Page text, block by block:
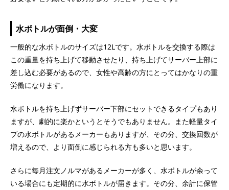
水ボトルが面倒・大変
一般的な水ボトルのサイズは12Lです。水ボトルを交換する際は
この重量を持ち上げて移動させたり、持ち上げてサーバー上部に
差し込む必要があるので、女性や高齢の方にとってはかなりの重
労働になります。
水ボトルを持ち上げずサーバー下部にセットできるタイプもあり
ますが、劇的に楽かというとそうでもありません。また軽量タイ
プの水ボトルがあるメーカーもありますが、その分、交換回数が
増えるので、より面倒に感じられる方も多いと思います。
さらに毎月注文ノルマがあるメーカーが多く、水ボトルが余って
いる場合にも定期的に水ボトルが届きます。その分、余計に保管